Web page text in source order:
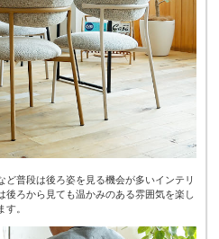
ど普段は後ろ姿を見る機会が多いインテリ
後ろから見ても温かみのある雰囲気を楽し
。